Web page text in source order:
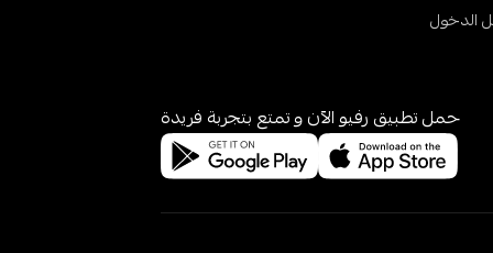
الدخول
حمل تطبيق رفيو الآن و تمتع بتجربة فريدة